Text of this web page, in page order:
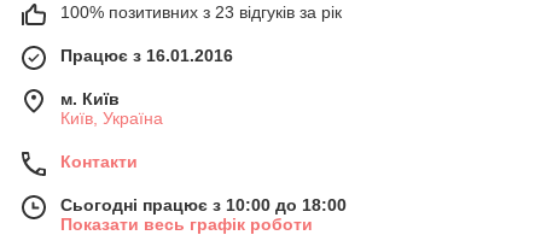
100% позитивних з 23 відгуків за рік
Працює з 16.01.2016
м. Київ
Київ, Україна
Контакти
Сьогодні працює з 10:00 до 18:00
Показати весь графік роботи